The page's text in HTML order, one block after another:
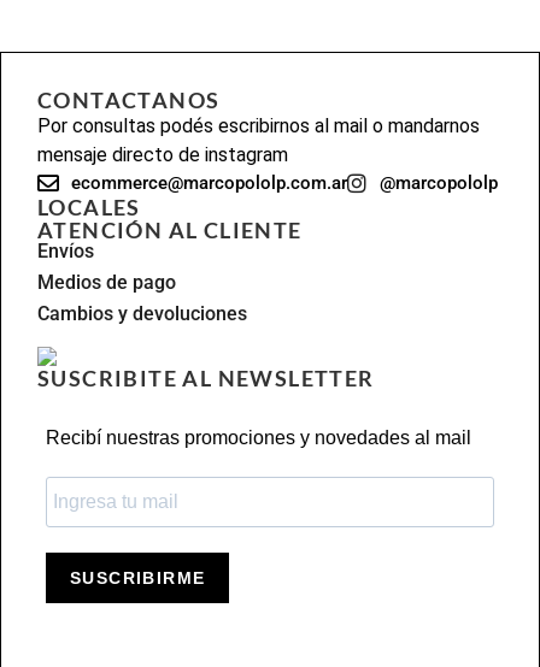
CONTACTANOS
Por consultas podés escribirnos al mail o mandarnos
mensaje directo de instagram
ecommerce@marcopololp.com.ar @marcopololp
LOCALES
ATENCIÓN AL CLIENTE
Envíos
Medios de pago
Cambios y devoluciones
SUSCRIBITE AL NEWSLETTER
Recibí nuestras promociones y novedades al mail
SUSCRIBIRME